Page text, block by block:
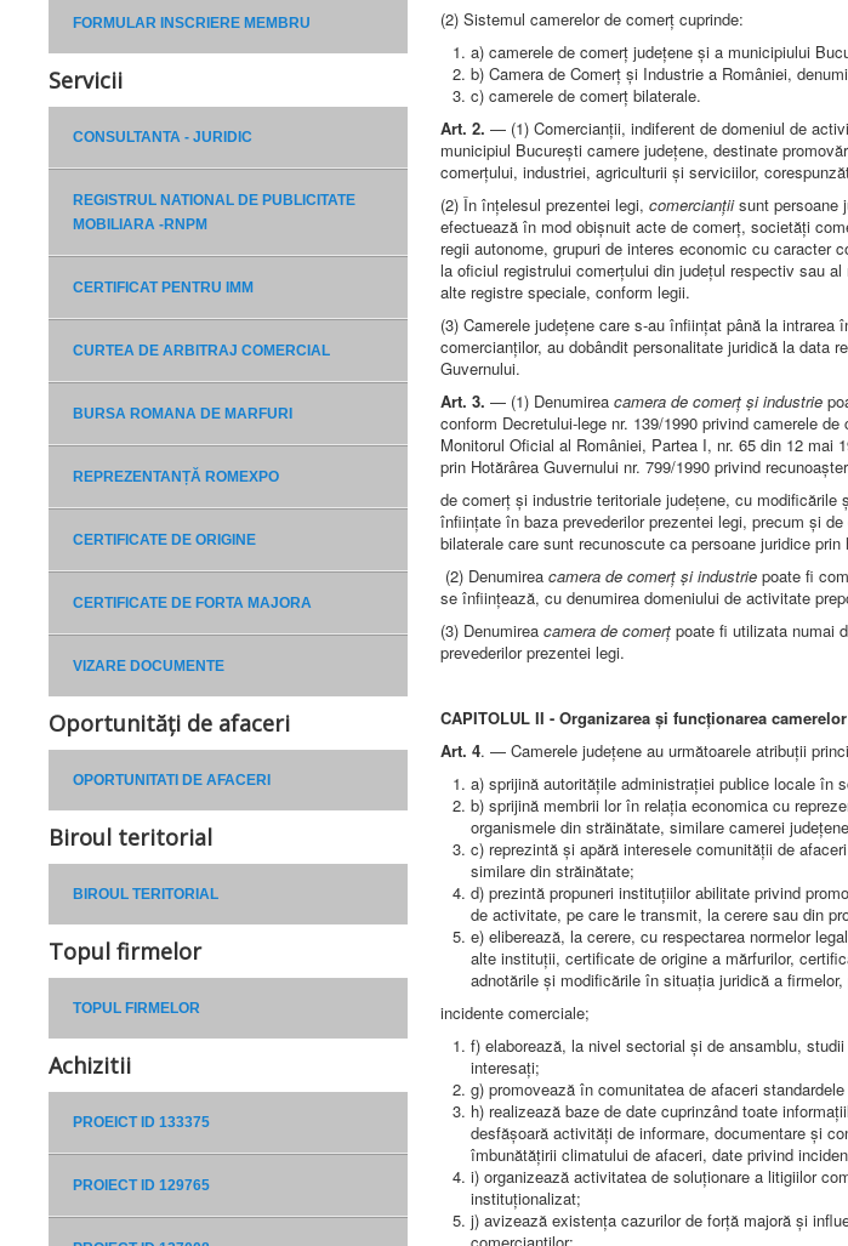
FORMULAR INSCRIERE MEMBRU
Servicii
CONSULTANTA - JURIDIC
REGISTRUL NATIONAL DE PUBLICITATE
MOBILIARA -RNPM
CERTIFICAT PENTRU IMM
CURTEA DE ARBITRAJ COMERCIAL
BURSA ROMANA DE MARFURI
REPREZENTANȚĂ ROMEXPO
CERTIFICATE DE ORIGINE
CERTIFICATE DE FORTA MAJORA
VIZARE DOCUMENTE
Oportunități de afaceri
OPORTUNITATI DE AFACERI
Biroul teritorial
BIROUL TERITORIAL
Topul firmelor
TOPUL FIRMELOR
Achizitii
PROEICT ID 133375
PROIECT ID 129765
(2) Sistemul camerelor de comerț cuprinde:
a) camerele de comerț județene și a municipiului
b) Camera de Comerț și Industrie a României,
c) camerele de comerț bilaterale.
Art. 2. — (1) Comercianții, indiferent de domeniul de
municipiul București camere județene, destinate
comerțului, industriei, agriculturii și serviciilor,
(2) În înțelesul prezentei legi, comercianțiisunt persoane
efectuează în mod obișnuit acte de comerț, societăți
regii autonome, grupuri de interes economic cu caracter
la oficiul registrului comerțului din județul respectiv sau
alte registre speciale, conform legii.
(3) Camerele județene care s-au înființat până la intrarea
comercianților, au dobândit personalitate juridică la data
Guvernului.
Art. 3. — (1) Denumirea camera de comerț și industrie
conform Decretului-lege nr. 139/1990 privind camerele
Monitorul Oficial al României, Partea I, nr. 65 din 12 mai
prin Hotărârea Guvernului nr. 799/1990 privind
de comerț și industrie teritoriale județene, cu
înființate în baza prevederilor prezentei legi, precum și
bilaterale care sunt recunoscute ca persoane juridice prin
(2) Denumirea camera de comerț și industrie poate fi
se înființează, cu denumirea domeniului de activitate
(3) Denumirea camera de comerț poate fi utilizata numai
prevederilor prezentei legi.
CAPITOLUL II - Organizarea și funcționarea
Art. 4. — Camerele județene au următoarele atribuții
a) sprijină autoritățile administrației publice locale în
b) sprijină membrii lor în relația economica cu
organismele din străinătate, similare camerei
c) reprezintă și apără interesele comunității de
similare din străinătate;
d) prezintă propuneri instituțiilor abilitate privind
de activitate, pe care le transmit, la cerere sau din
e) eliberează, la cerere, cu respectarea normelor
alte instituții, certificate de origine a mărfurilor,
adnotările și modificările în situația juridică a
incidente comerciale;
f) elaborează, la nivel sectorial și de ansamblu,
interesați;
g) promovează în comunitatea de afaceri
h) realizează baze de date cuprinzând toate
desfășoară activități de informare, documentare și
îmbunătățirii climatului de afaceri, date privind
i) organizează activitatea de soluționare a litigiilor
instituționalizat;
j) avizează existența cazurilor de forță majoră și